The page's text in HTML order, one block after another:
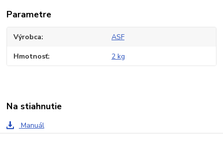
Parametre
Výrobca ASF
Hmotnosť 2 kg
Na stiahnutie
Manuál